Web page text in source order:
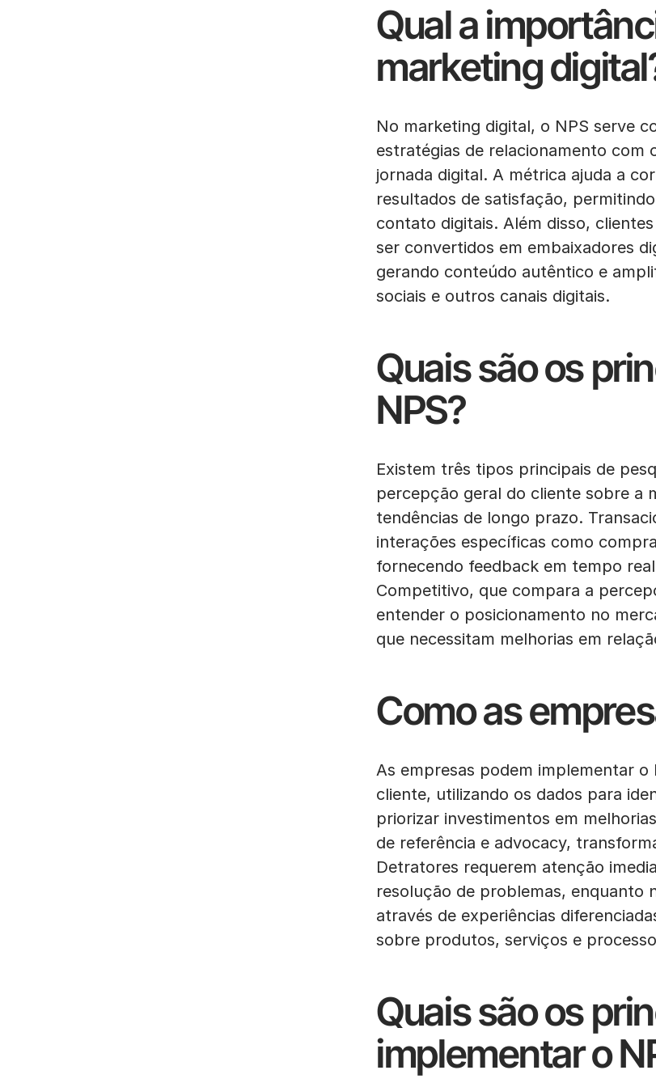
Qual a
marketing
No marketing digital, o NPS serve
estratégias de relacionamento com
jornada digital. A métrica ajuda a
resultados de satisfação,
contato digitais. Além disso,
ser convertidos em embaixadores
gerando conteúdo autêntico e
sociais e outros canais digitais.
Quais são os
NPS?
Existem três tipos principais de
percepção geral do cliente sobre a
tendências de longo prazo.
interações específicas como
fornecendo feedback em tempo
Competitivo, que compara a
entender o posicionamento no
que necessitam melhorias em
Como as
As empresas podem implementar
cliente, utilizando os dados para
priorizar investimentos em
de referência e advocacy,
Detratores requerem atenção
resolução de problemas, enquanto
através de experiências
sobre produtos, serviços e
Quais são os
implementar o